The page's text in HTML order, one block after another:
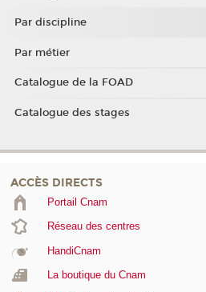
Par discipline
Par métier
Catalogue de la FOAD
Catalogue des stages
ACCÈS DIRECTS
Portail Cnam
Réseau des centres
HandiCnam
La boutique du Cnam